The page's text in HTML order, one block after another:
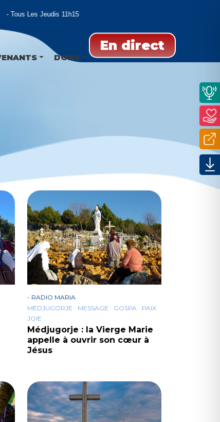
Tous Les Jeudis 11h15
En direct
DONS
- RADIO MARIA
MÉDJUGORJE
MESSAGE GOSPA
PAIX
JOIE
Médjugorje : la Vierge Marie
appelle à ouvrir son cœur à
Jésus